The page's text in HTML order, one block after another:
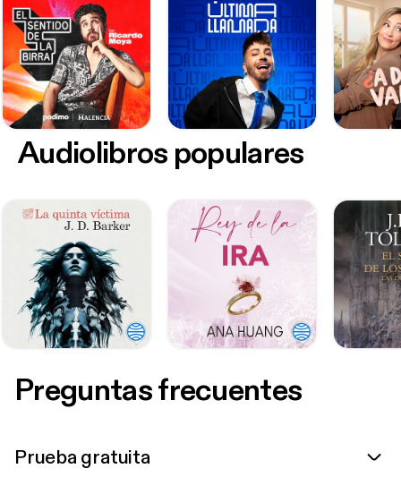
Audiolibros populares
Preguntas frecuentes
Prueba gratuita